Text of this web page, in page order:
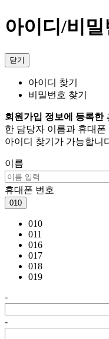
아이디/비
닫기
아이디 찾기
비밀번호 찾기
회원가입 정보에 등록한
한 담당자 이름과 휴대폰
아이디 찾기가 가능합니
이름
휴대폰 번호
010
010
011
016
017
018
019
-
-